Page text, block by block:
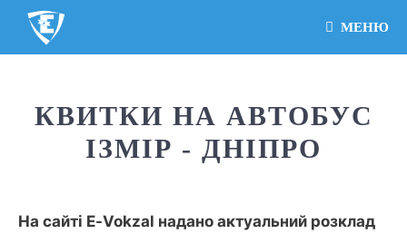
МЕНЮ
КВИТКИ НА АВТОБУС
ІЗМІР - ДНІПРО
На сайті E-Vokzal надано актуальний розклад